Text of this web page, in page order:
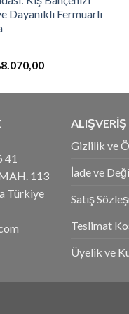
₺3.840,00.
Dayanıklı Fermuarlı
8.070,00Şu
fiyat:
41
113
Türkiye
ALIŞVERİŞ
Gizlilik ve
İade ve
Satış
Teslimat
Üyelik ve